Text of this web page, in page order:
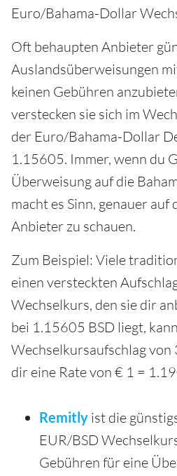
Euro/Bahama-Dollar
Oft behaupten Anbieter
Auslandsüberweisungen
keinen Gebühren
verstecken sie sich im
der Euro/Bahama-Dollar
1.15605. Immer, wenn du
Überweisung auf die
macht es Sinn, genauer
Anbieter zu schauen.
Zum Beispiel: Viele
einen versteckten
Wechselkurs, den sie dir
bei 1.15605 BSD liegt,
Wechselkursaufschlag von
dir eine Rate von € 1 =
Remitly ist die
EUR/BSD
Gebühren für eine